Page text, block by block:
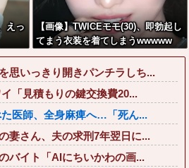
えっ
【画像】TWICEモモ(30)、即勃起し
てまう衣装を着てしまうwwwww
思いっきり開きパンチラしち...
「見積もりの鍵交換費20...
た医師、全身麻痺へ…「死ん...
妻さん、夫の求刑7年翌日に...
バイト「AIにちいかわの画...